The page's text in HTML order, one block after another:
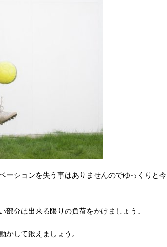
ーションを失う事はありませんのでゆっくりと今
分は出来る限りの負荷をかけましょう。
かして鍛えましょう。